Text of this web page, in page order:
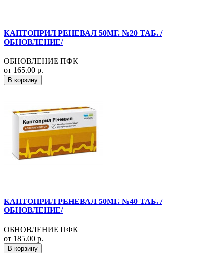
КАПТОПРИЛ РЕНЕВАЛ 50МГ. №20 ТАБ. /
ОБНОВЛЕНИЕ/
ОБНОВЛЕНИЕ ПФК
от 165.00 р.
В корзину
КАПТОПРИЛ РЕНЕВАЛ 50МГ. №40 ТАБ. /
ОБНОВЛЕНИЕ/
ОБНОВЛЕНИЕ ПФК
от 185.00 р.
В корзину